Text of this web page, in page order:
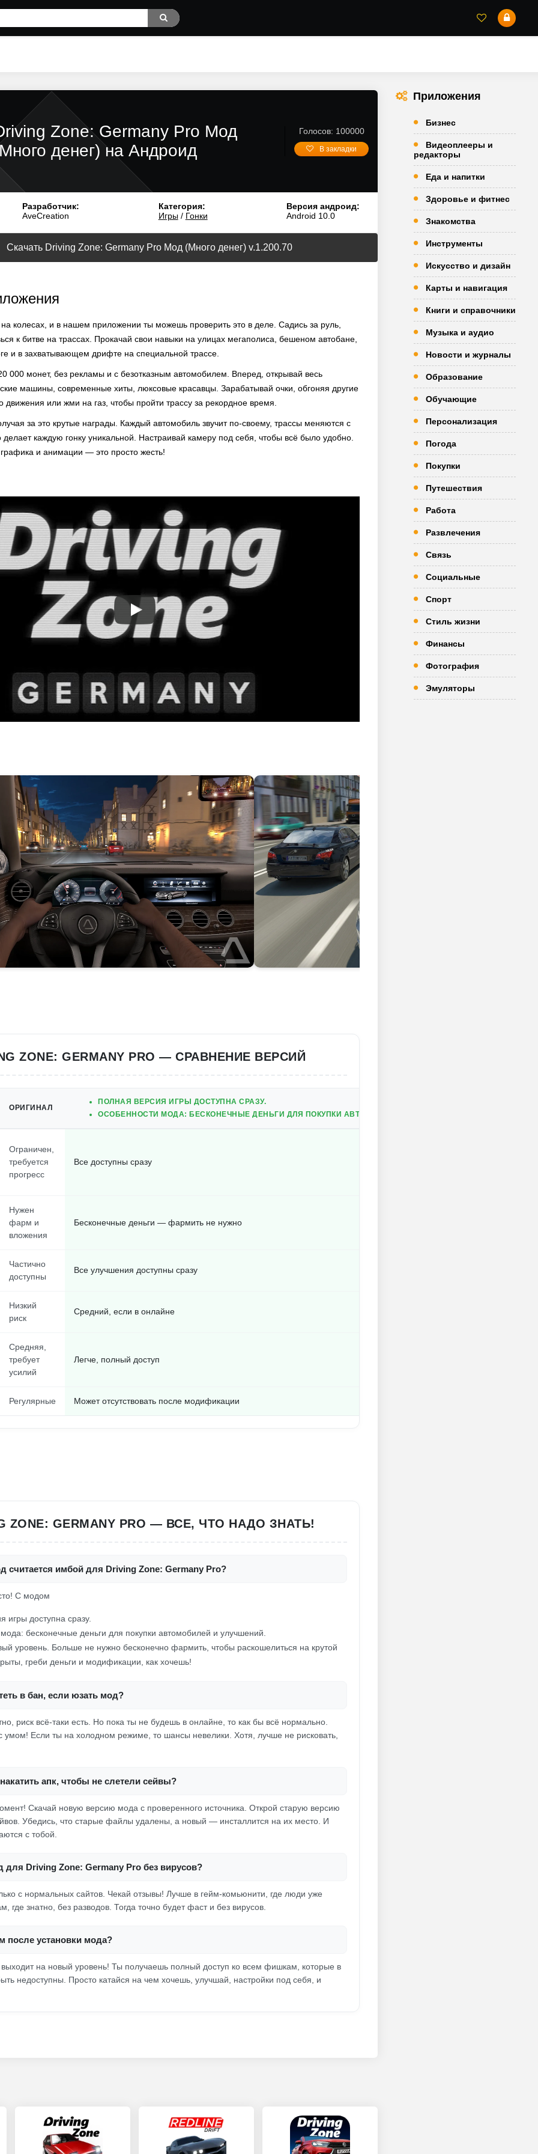
Zone: Germany Pro Мод
денег) на Андроид
Голосов: 100000
В закладки
Разработчик:
AveCreation
Категория:
Игры/ Гонки
Версия андроид:
Android 10.0
Скачать Driving Zone: Germany Pro Мод (Много денег) v.1.200.70
колесах, и в нашем приложении ты можешь проверить это в деле. Садись за руль,
к битве на трассах. Прокачай свои навыки на улицах мегаполиса, бешеном автобане,
и в захватывающем дрифте на специальной трассе.
000 монет, без рекламы и с безотказным автомобилем. Вперед, открывай весь
машины, современные хиты, люксовые красавцы. Зарабатывай очки, обгоняя другие
движения или жми на газ, чтобы пройти трассу за рекордное время.
за это крутые награды. Каждый автомобиль звучит по-своему, трассы меняются с
каждую гонку уникальной. Настраивай камеру под себя, чтобы всё было удобно.
и анимации — это просто жесть!
ZONE: GERMANY PRO — СРАВНЕНИЕ ВЕРСИЙ
ОРИГИНАЛ
ПОЛНАЯ ВЕРСИЯ ИГРЫ ДОСТУПНА СРАЗУ.
ОСОБЕННОСТИ МОДА: БЕСКОНЕЧНЫЕ ДЕНЬГИ ДЛЯ ПОКУПКИ АВТОМОБИЛЕЙ И УЛУЧШЕНИЙ.
Ограничен,
требуется
прогресс
Все доступны сразу
Нужен
фарм и
вложения
Бесконечные деньги — фармить не нужно
Частично
доступны
Все улучшения доступны сразу
Низкий
риск
Средний, если в онлайне
Средняя,
требует
усилий
Легче, полный доступ
Регулярные Может отсутствовать после модификации
ZONE: GERMANY PRO — ВСЕ, ЧТО НАДО ЗНАТЬ!
считается имбой для Driving Zone: Germany Pro?
С модом
игры доступна сразу.
бесконечные деньги для покупки автомобилей и улучшений.
уровень. Больше не нужно бесконечно фармить, чтобы раскошелиться на крутой
греби деньги и модификации, как хочешь!
в бан, если юзать мод?
риск всё-таки есть. Но пока ты не будешь в онлайне, то как бы всё нормально.
умом! Если ты на холодном режиме, то шансы невелики. Хотя, лучше не рисковать,
апк, чтобы не слетели сейвы?
Скачай новую версию мода с проверенного источника. Открой старую версию
Убедись, что старые файлы удалены, а новый — инсталлится на их место. И
с тобой.
для Driving Zone: Germany Pro без вирусов?
с нормальных сайтов. Чекай отзывы! Лучше в гейм-комьюнити, где люди уже
где знатно, без разводов. Тогда точно будет фаст и без вирусов.
после установки мода?
на новый уровень! Ты получаешь полный доступ ко всем фишкам, которые в
недоступны. Просто катайся на чем хочешь, улучшай, настройки под себя, и
Приложения
Бизнес
Видеоплееры и
редакторы
Еда и напитки
Здоровье и фитнес
Знакомства
Инструменты
Искусство и дизайн
Карты и навигация
Книги и справочники
Музыка и аудио
Новости и журналы
Образование
Обучающие
Персонализация
Погода
Покупки
Путешествия
Работа
Развлечения
Связь
Социальные
Спорт
Стиль жизни
Финансы
Фотография
Эмуляторы